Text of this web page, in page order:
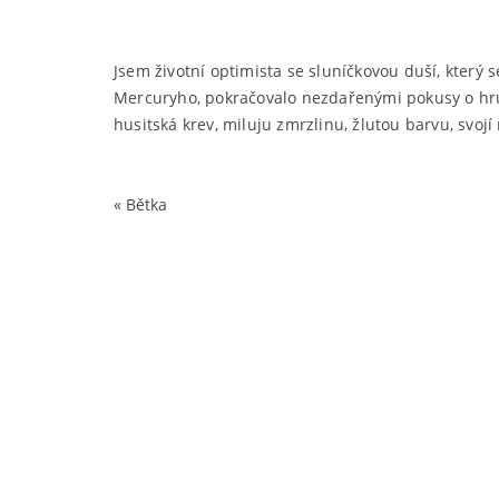
Jsem životní optimista se sluníčkovou duší, který
Mercuryho, pokračovalo nezdařenými pokusy o
husitská krev, miluju zmrzlinu, žlutou barvu,
« Bětka